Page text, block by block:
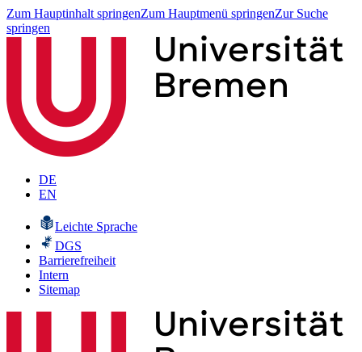
Zum Hauptinhalt springenZum Hauptmenü springenZur Suche
springen
DE
EN
Leichte Sprache
DGS
Barrierefreiheit
Intern
Sitemap